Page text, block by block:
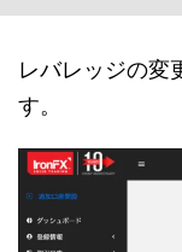
レバレッジの変
す。